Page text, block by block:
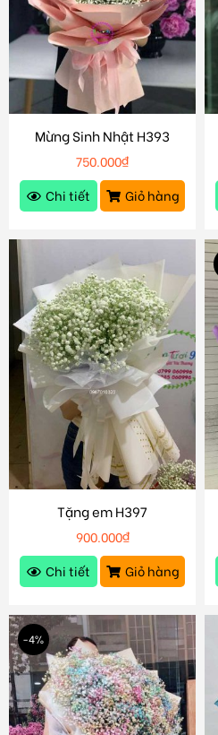
Mừng Sinh Nhật H393
750.000₫
Chi tiết
Giỏ hàng
Tặng em H397
900.000₫
Chi tiết
Giỏ hàng
-4%